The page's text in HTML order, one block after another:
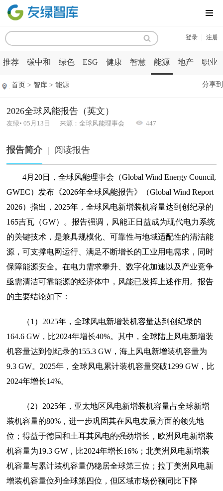
MENU
登录 注册
推荐 碳中和 绿色 ESG 健康 智慧 能源 地产 职业
首页 > 智库 > 能源 分享到
2026全球风能报告（英文）
友绿• 05月13日 来源：全球风能理事会 447
报告简介 | 阅读报告
4月20日，全球风能理事会（Global Wind Energy Council,
GWEC）发布《2026年全球风能报告》（Global Wind Report
2026）指出，2025年，全球风电新增装机容量达到创纪录的
165吉瓦（GW）。报告强调，风能正日益成为现代电力系统
的关键技术，是兼具规模化、可靠性与地域适配性的清洁能
源，可支撑电网运行、满足不断增长的工业用电需求，同时
保障能源安全。在电力需求攀升、数字化加速以及产业竞争
亟需清洁可靠能源的经济体中，风能已发挥上述作用。报告
的主要结论如下：
（1）2025年，全球风电新增装机容量达到创纪录的
164.6 GW，比2024年增长40%。其中，全球陆上风电新增装
机容量达到创纪录的155.3 GW，海上风电新增装机容量为
9.3 GW。2025年，全球风电累计装机容量突破1299 GW，比
2024年增长14%。
（2）2025年，亚太地区风电新增装机容量占全球新增
装机容量的80%，进一步巩固其在风电发展方面的领先地
位；得益于德国和土耳其风电的强劲增长，欧洲风电新增装
机容量为19.3 GW，比2024年增长16%；北美洲风电新增装
机容量与累计装机容量仍稳居全球第三位；拉丁美洲风电新
增装机容量位列全球第四位，但区域市场份额同比下降